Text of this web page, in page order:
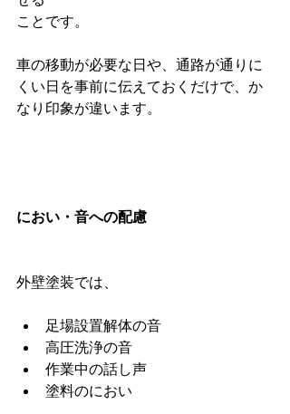
ことです。
車の移動が必要な日や、通路が通りに
くい日を事前に伝えておくだけで、か
なり印象が違います。
におい・音への配慮
外壁塗装では、
足場設置解体の音
高圧洗浄の音
作業中の話し声
塗料のにおい